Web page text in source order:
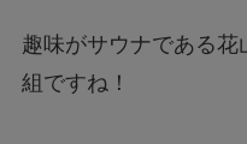
趣味がサウナである
組ですね！